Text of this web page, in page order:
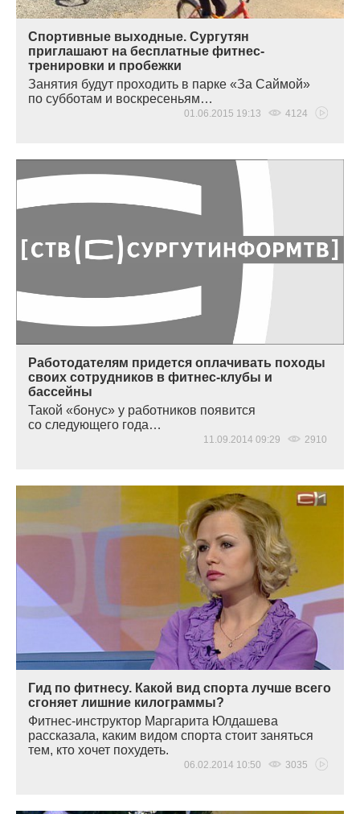
Спортивные выходные. Сургутян
приглашают на бесплатные фитнес-
тренировки и пробежки
Занятия будут проходить в парке «За Саймой»
по субботам и воскресеньям…
01.06.2015 19:13 4124
Работодателям придется оплачивать походы
своих сотрудников в фитнес-клубы и
бассейны
Такой «бонус» у работников появится
со следующего года…
11.09.2014 09:29 2910
Гид по фитнесу. Какой вид спорта лучше всего
сгоняет лишние килограммы?
Фитнес-инструктор Маргарита Юлдашева
рассказала, каким видом спорта стоит заняться
тем, кто хочет похудеть.
06.02.2014 10:50 3035